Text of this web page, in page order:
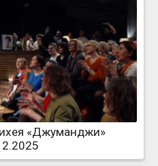
«Джуманджи»